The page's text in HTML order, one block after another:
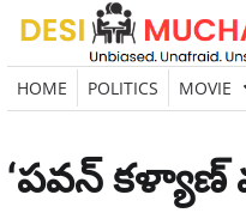
Skip
content
HOME POLITICS MOVIE
‘పవన్ కళ్యాణ్